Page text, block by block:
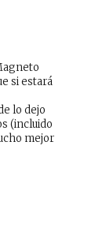
si estará
lo dejo
(incluido
mejor